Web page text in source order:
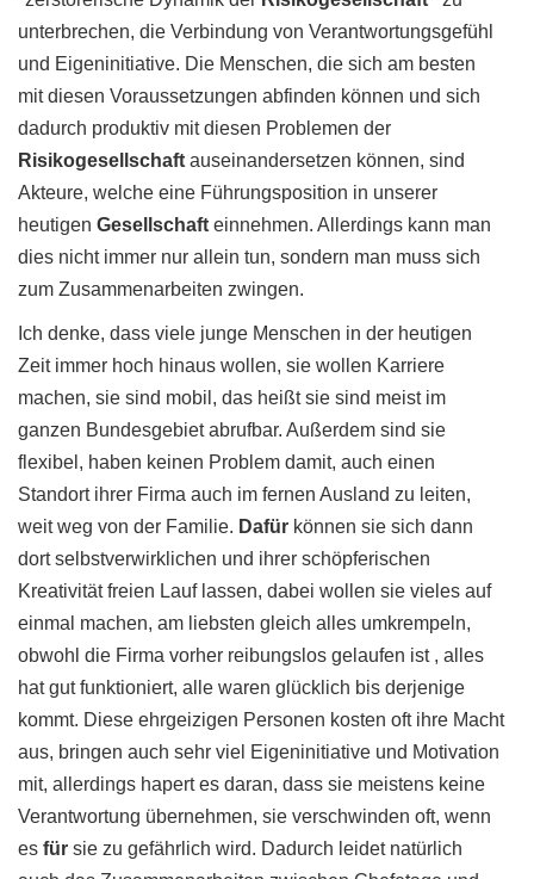
unterbrechen, die Verbindung von Verantwortungsgefühl
und Eigeninitiative. Die Menschen, die sich am besten
mit diesen Voraussetzungen abfinden können und sich
dadurch produktiv mit diesen Problemen der
Risikogesellschaft auseinandersetzen können, sind
Akteure, welche eine Führungsposition in unserer
heutigen Gesellschaft einnehmen. Allerdings kann man
dies nicht immer nur allein tun, sondern man muss sich
zum Zusammenarbeiten zwingen.
Ich denke, dass viele junge Menschen in der heutigen
Zeit immer hoch hinaus wollen, sie wollen Karriere
machen, sie sind mobil, das heißt sie sind meist im
ganzen Bundesgebiet abrufbar. Außerdem sind sie
flexibel, haben keinen Problem damit, auch einen
Standort ihrer Firma auch im fernen Ausland zu leiten,
weit weg von der Familie. Dafür können sie sich dann
dort selbstverwirklichen und ihrer schöpferischen
Kreativität freien Lauf lassen, dabei wollen sie vieles auf
einmal machen, am liebsten gleich alles umkrempeln,
obwohl die Firma vorher reibungslos gelaufen ist , alles
hat gut funktioniert, alle waren glücklich bis derjenige
kommt. Diese ehrgeizigen Personen kosten oft ihre Macht
aus, bringen auch sehr viel Eigeninitiative und Motivation
mit, allerdings hapert es daran, dass sie meistens keine
Verantwortung übernehmen, sie verschwinden oft, wenn
es für sie zu gefährlich wird. Dadurch leidet natürlich